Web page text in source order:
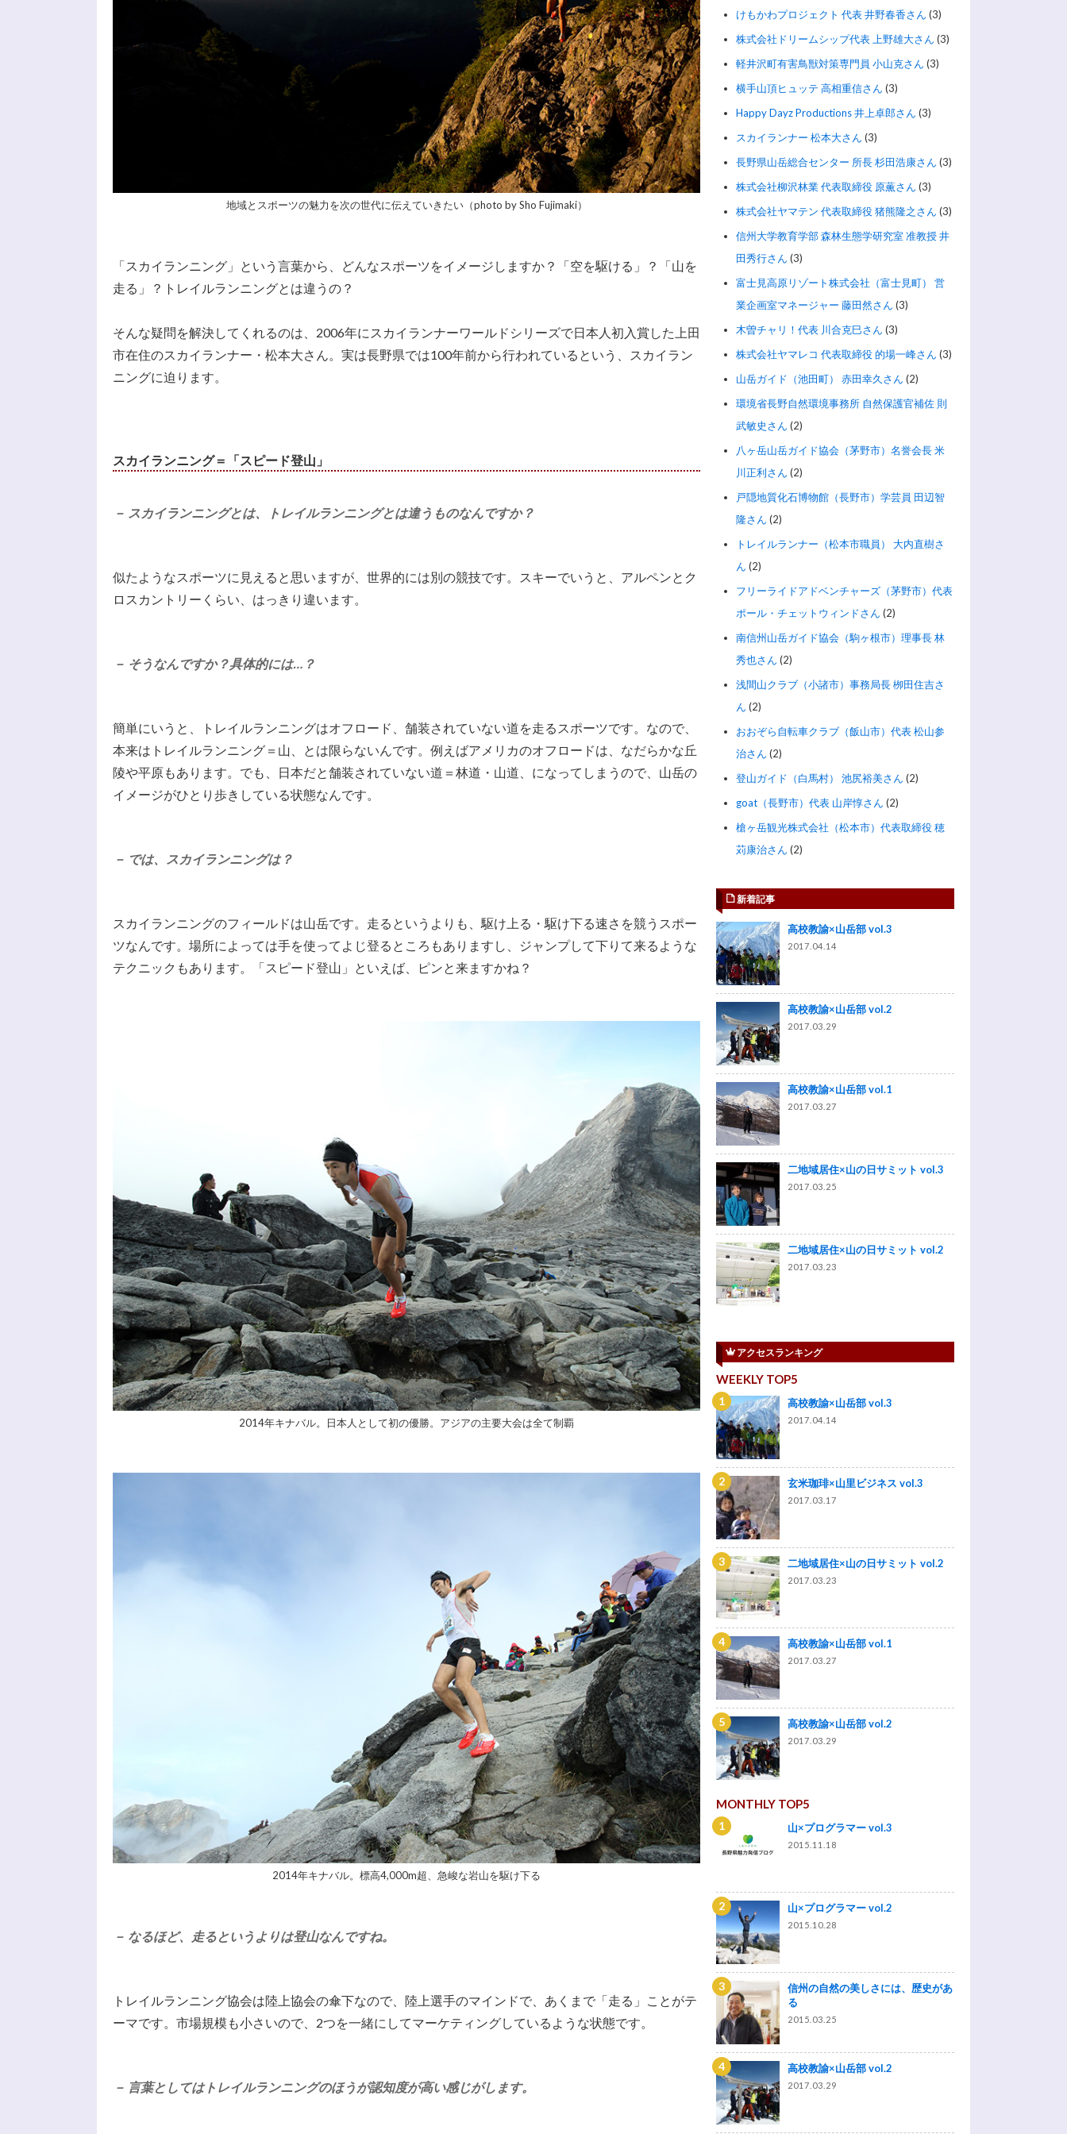
地域とスポーツの魅力を次の世代に伝えていきたい（photo by Sho Fujimaki）
「スカイランニング」という言葉から、どんなスポーツをイメージしますか？「空を駆ける」？「山を
走る」？トレイルランニングとは違うの？
そんな疑問を解決してくれるのは、2006年にスカイランナーワールドシリーズで日本人初入賞した上田
市在住のスカイランナー・松本大さん。実は長野県では100年前から行われているという、スカイラン
ニングに迫ります。
スカイランニング＝「スピード登山」
－ スカイランニングとは、トレイルランニングとは違うものなんですか？
似たようなスポーツに見えると思いますが、世界的には別の競技です。スキーでいうと、アルペンとク
ロスカントリーくらい、はっきり違います。
－ そうなんですか？具体的には…？
簡単にいうと、トレイルランニングはオフロード、舗装されていない道を走るスポーツです。なので、
本来はトレイルランニング＝山、とは限らないんです。例えばアメリカのオフロードは、なだらかな丘
陵や平原もあります。でも、日本だと舗装されていない道＝林道・山道、になってしまうので、山岳の
イメージがひとり歩きしている状態なんです。
－ では、スカイランニングは？
スカイランニングのフィールドは山岳です。走るというよりも、駆け上る・駆け下る速さを競うスポー
ツなんです。場所によっては手を使ってよじ登るところもありますし、ジャンプして下りて来るような
テクニックもあります。「スピード登山」といえば、ピンと来ますかね？
2014年キナバル。日本人として初の優勝。アジアの主要大会は全て制覇
2014年キナバル。標高4,000m超、急峻な岩山を駆け下る
－ なるほど、走るというよりは登山なんですね。
トレイルランニング協会は陸上協会の傘下なので、陸上選手のマインドで、あくまで「走る」ことがテ
ーマです。市場規模も小さいので、2つを一緒にしてマーケティングしているような状態です。
－ 言葉としてはトレイルランニングのほうが認知度が高い感じがします。
けもかわプロジェクト 代表 井野春香さん (3)
株式会社ドリームシップ代表 上野雄大さん (3)
軽井沢町有害鳥獣対策専門員 小山克さん (3)
横手山頂ヒュッテ 高相重信さん (3)
Happy Dayz Productions 井上卓郎さん (3)
スカイランナー 松本大さん (3)
長野県山岳総合センター 所長 杉田浩康さん (3)
株式会社柳沢林業 代表取締役 原薫さん (3)
株式会社ヤマテン 代表取締役 猪熊隆之さん (3)
信州大学教育学部 森林生態学研究室 准教授 井
田秀行さん (3)
富士見高原リゾート株式会社（富士見町） 営
業企画室マネージャー 藤田然さん (3)
木曽チャリ！代表 川合克巳さん (3)
株式会社ヤマレコ 代表取締役 的場一峰さん (3)
山岳ガイド（池田町） 赤田幸久さん (2)
環境省長野自然環境事務所 自然保護官補佐 則
武敏史さん (2)
八ヶ岳山岳ガイド協会（茅野市）名誉会長 米
川正利さん (2)
戸隠地質化石博物館（長野市）学芸員 田辺智
隆さん (2)
トレイルランナー（松本市職員） 大内直樹さ
ん (2)
フリーライドアドベンチャーズ（茅野市）代表
ポール・チェットウィンドさん (2)
南信州山岳ガイド協会（駒ヶ根市）理事長 林
秀也さん (2)
浅間山クラブ（小諸市）事務局長 栁田住吉さ
ん (2)
おおぞら自転車クラブ（飯山市）代表 松山参
治さん (2)
登山ガイド（白馬村） 池尻裕美さん (2)
goat（長野市）代表 山岸惇さん (2)
槍ヶ岳観光株式会社（松本市）代表取締役 穂
苅康治さん (2)
新着記事
高校教諭×山岳部 vol.3
2017.04.14
高校教諭×山岳部 vol.2
2017.03.29
高校教諭×山岳部 vol.1
2017.03.27
二地域居住×山の日サミット vol.3
2017.03.25
二地域居住×山の日サミット vol.2
2017.03.23
アクセスランキング
WEEKLY TOP5
高校教諭×山岳部 vol.3
2017.04.14
玄米珈琲×山里ビジネス vol.3
2017.03.17
二地域居住×山の日サミット vol.2
2017.03.23
高校教諭×山岳部 vol.1
2017.03.27
高校教諭×山岳部 vol.2
2017.03.29
MONTHLY TOP5
山×プログラマー vol.3
2015.11.18
山×プログラマー vol.2
2015.10.28
信州の自然の美しさには、歴史があ
る
2015.03.25
高校教諭×山岳部 vol.2
2017.03.29